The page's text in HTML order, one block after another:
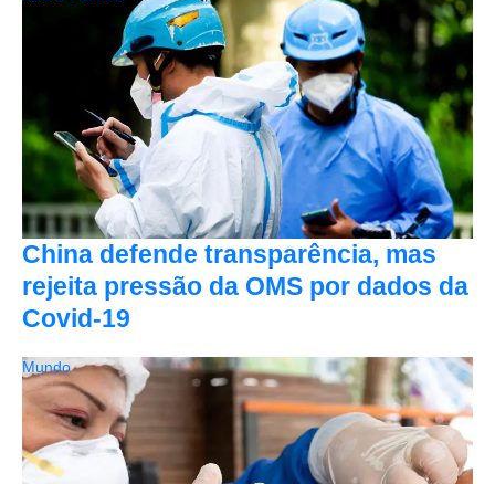
China defende transparência, mas
rejeita pressão da OMS por dados da
Covid-19
Mundo